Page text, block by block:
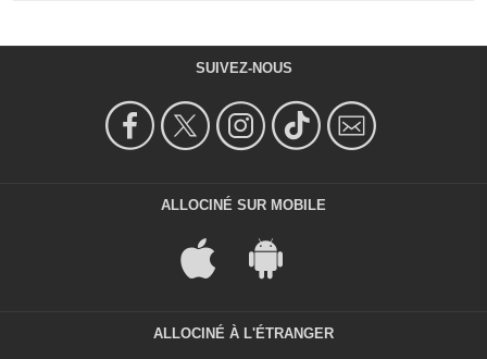
SUIVEZ-NOUS
ALLOCINÉ SUR MOBILE
ALLOCINÉ À L'ÉTRANGER